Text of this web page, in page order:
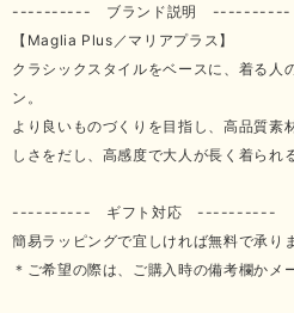
---------- ブランド説明 ----------
【Maglia Plus／マリアプラス】
クラシックスタイルをベースに、着る人
ン。
より良いものづくりを目指し、高品質素
しさをだし、高感度で大人が長く着られ
---------- ギフト対応 ----------
簡易ラッピングで宜しければ無料で承り
＊ご希望の際は、ご購入時の備考欄かメ